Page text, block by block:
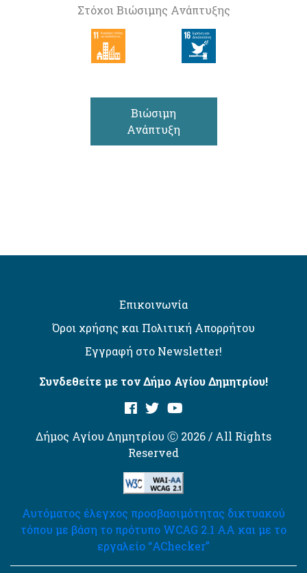
Στόχοι Βιώσιμης Ανάπτυξης
Βιώσιμη
Ανάπτυξη
Επικοινωνία
Όροι χρήσης και Πολιτική Απορρήτου
Εγγραφή στο Newsletter!
Συνδεθείτε με τον Δήμο Αγίου Δημητρίου!
Δήμος Αγίου Δημητρίου Ⓒ 2026 / All Rights
Reserved
Αυτόματος έλεγχος προσβασιμότητας δικτυακού
τόπου με βάση το πρότυπο WCAG 2.1 AA και με το
εργαλείο “AChecker”